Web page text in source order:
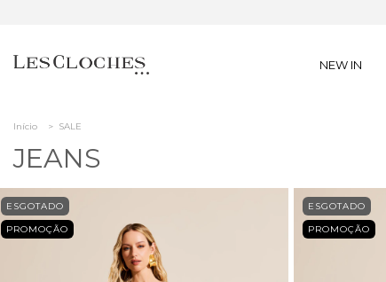
NEW IN
Início > SALE
JEANS
ESGOTADO
PROMOÇÃO
ESGOTADO
PROMOÇÃO